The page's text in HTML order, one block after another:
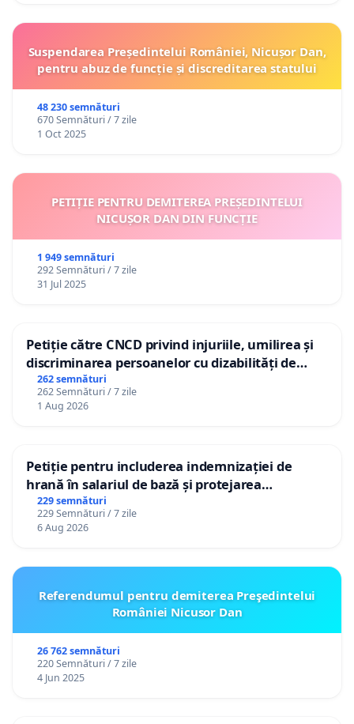
Suspendarea Președintelui României, Nicușor Dan,
pentru abuz de funcție și discreditarea statului
48 230 semnături
670 Semnături / 7 zile
1 Oct 2025
PETIȚIE PENTRU DEMITEREA PREȘEDINTELUI
NICUȘOR DAN DIN FUNCȚIE
1 949 semnături
292 Semnături / 7 zile
31 Jul 2025
Petiție către CNCD privind injuriile, umilirea și
discriminarea persoanelor cu dizabilități de
către utilizatorul TikTok „Gorici”
262 semnături
262 Semnături / 7 zile
1 Aug 2026
Petiție pentru includerea indemnizației de
hrană în salariul de bază și protejarea
gradațiilor de vechime pentru asistenții
personali
229 semnături
229 Semnături / 7 zile
6 Aug 2026
Referendumul pentru demiterea Preşedintelui
României Nicusor Dan
26 762 semnături
220 Semnături / 7 zile
4 Jun 2025